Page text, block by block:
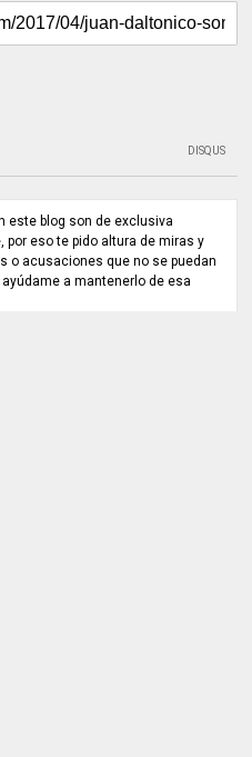
DISQUS
este blog son de exclusiva
por eso te pido altura de miras y
o acusaciones que no se puedan
a mantenerlo de esa